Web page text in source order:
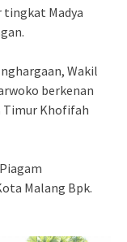
tingkat Madya
Wakil
berkenan
Timur Khofifah
Malang Bpk.